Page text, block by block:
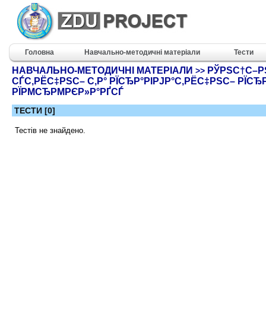
Головна Навчально-методичні матеріали Тести
НАВЧАЛЬНО-МЕТОДИЧНІ МАТЕРІАЛИ >>
СЃС‚РЁС‡РЅС– С‚Р° РЇСЂР°РІРЈР°С‚РЁС‡РЅС–
РЇРΜСЂРΜРЄР»Р°РҐСЃ
ТЕСТИ [0]
Тестів не знайдено.